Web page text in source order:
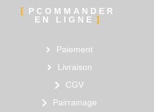
PCOMMANDER
EN LIGNE
Paiement
Livraison
CGV
Pairrainage